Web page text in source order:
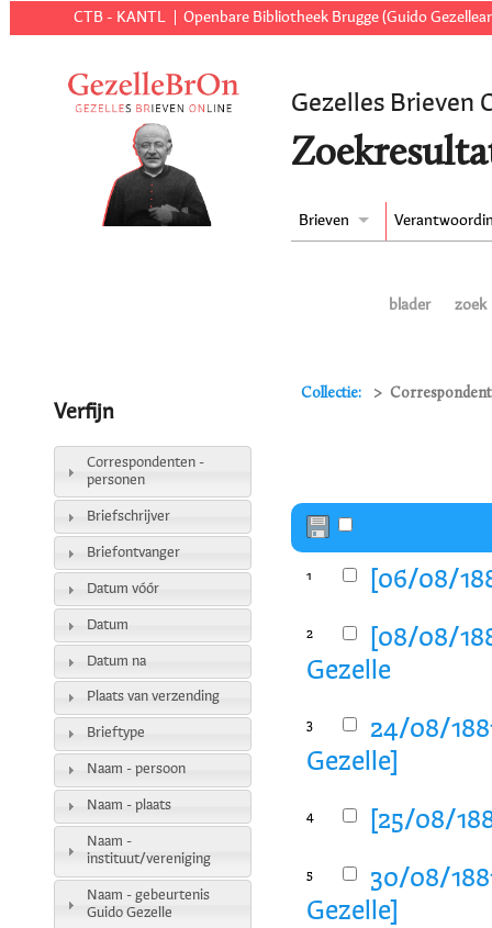
CTB - KANTL Openbare Bibliotheek Brugge (Guido
Gezelles Brieven
Brieven
blader zoek
Collectie:
1 [06/08/
2
[08/08/
Gezelle
3
24/08/
Gezelle]
4 [25/08/
5
30/08/
Gezelle]
Verfijn
Correspondenten -
personen
Briefschrijver
Briefontvanger
Datum vóór
Datum
Datum na
Plaats van verzending
Brieftype
Naam - persoon
Naam - plaats
Naam -
instituut/vereniging
Naam - gebeurtenis
Guido Gezelle